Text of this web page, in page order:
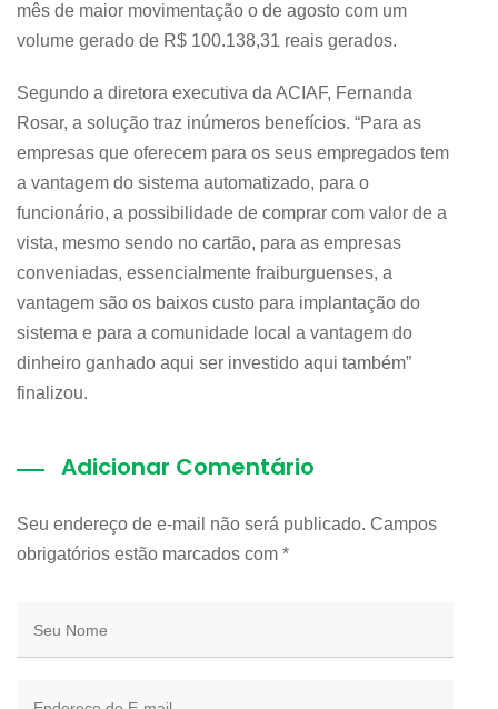
mês de maior movimentação o de agosto com um
volume gerado de R$ 100.138,31 reais gerados.
Segundo a diretora executiva da ACIAF, Fernanda
Rosar, a solução traz inúmeros benefícios. “Para as
empresas que oferecem para os seus empregados tem
a vantagem do sistema automatizado, para o
funcionário, a possibilidade de comprar com valor de a
vista, mesmo sendo no cartão, para as empresas
conveniadas, essencialmente fraiburguenses, a
vantagem são os baixos custo para implantação do
sistema e para a comunidade local a vantagem do
dinheiro ganhado aqui ser investido aqui também”
finalizou.
Adicionar Comentário
Seu endereço de e-mail não será publicado. Campos
obrigatórios estão marcados com *